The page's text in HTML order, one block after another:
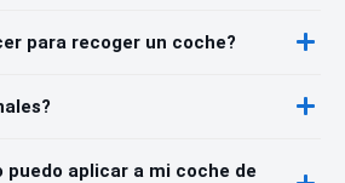
para recoger un coche?
puedo aplicar a mi coche de